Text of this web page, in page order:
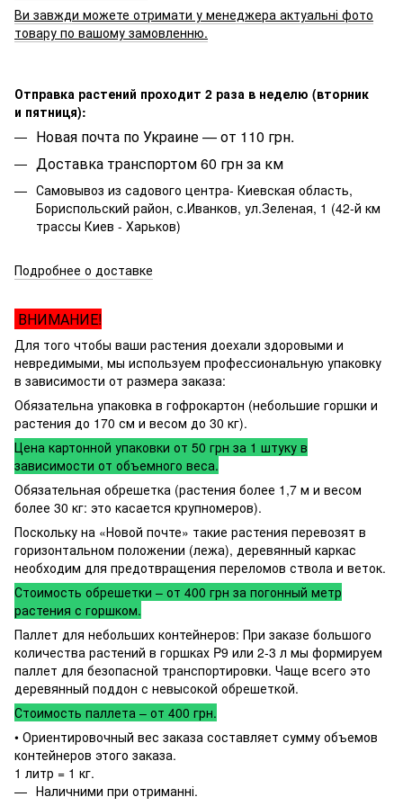
Ви завжди можете отримати у менеджера актуальні фото
товару по вашому замовленню.
Отправка растений проходит 2 раза в неделю (вторник
и пятниця):
Новая почта по Украине — от 110 грн.
Доставка транспортом 60 грн за км
Самовывоз из садового центра- Киевская область,
Бориспольский район, с.Иванков, ул.Зеленая, 1 (42-й км
трассы Киев - Харьков)
Подробнее о доставке
ВНИМАНИЕ!
Для того чтобы ваши растения доехали здоровыми и
невредимыми, мы используем профессиональную упаковку
в зависимости от размера заказа:
Обязательна упаковка в гофрокартон (небольшие горшки и
растения до 170 см и весом до 30 кг).
Цена картонной упаковки от 50 грн за 1 штуку в
зависимости от объемного веса.
Обязательная обрешетка (растения более 1,7 м и весом
более 30 кг: это касается крупномеров).
Поскольку на «Новой почте» такие растения перевозят в
горизонтальном положении (лежа), деревянный каркас
необходим для предотвращения переломов ствола и веток.
Стоимость обрешетки – от 400 грн за погонный метр
растения с горшком.
Паллет для небольших контейнеров: При заказе большого
количества растений в горшках P9 или 2-3 л мы формируем
паллет для безопасной транспортировки. Чаще всего это
деревянный поддон с невысокой обрешеткой.
Стоимость паллета – от 400 грн.
• Ориентировочный вес заказа составляет сумму объемов
контейнеров этого заказа.
1 литр = 1 кг.
Наличними при отриманні.